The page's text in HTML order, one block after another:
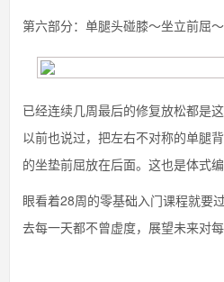
第六部分：单腿头碰膝～坐立前屈
已经连续几周最后的修复放松都是
以前也说过，把左右不对称的单腿
的坐垫前屈放在后面。这也是体式
眼看着28周的零基础入门课程就要
去每一天都不曾虚度，展望未来对